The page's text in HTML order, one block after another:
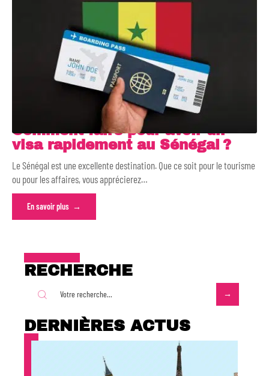
Comment faire pour avoir un
visa rapidement au Sénégal ?
Le Sénégal est une excellente destination. Que ce soit pour le tourisme
ou pour les affaires, vous apprécierez…
En savoir plus
RECHERCHE
DERNIÈRES ACTUS